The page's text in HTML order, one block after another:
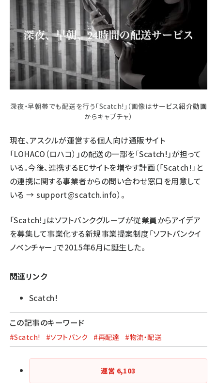
深夜・早朝帯でも配送を行う「Scatch!」（画像はサービス紹介動画
からキャプチャ）
現在、アスクルが運営する個人向け通販サイト
「LOHACO（ロハコ）」の配送の一部を「Scatch!」が担って
いる。今後、連携するECサイトを増やす計画 （「Scatch!」と
の連携に関する事業者からの問い合わせ窓口を用意して
いる →support@scatch.info） 。
「Scatch!」はソフトバンクグループが従業員からアイデア
を募集して事業化する新規事業提案制度「ソフトバンクイ
ノベンチャー」で2015年6月に誕生した。
関連リンク
Scatch!
この記事のキーワード
#Scatch! #ソフトバンク #再配達 #物流・配送
運営 6,103